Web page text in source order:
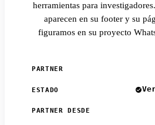
herramientas para
aparecen en su footer y su
figuramos en su proyecto
PARTNER
ESTADO
PARTNER DESDE